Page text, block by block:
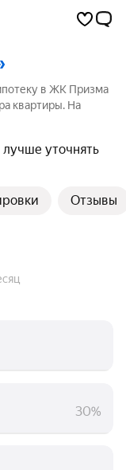
в ЖК Призма
квартиры. На
банков для
уточнять
Отзывы
30%